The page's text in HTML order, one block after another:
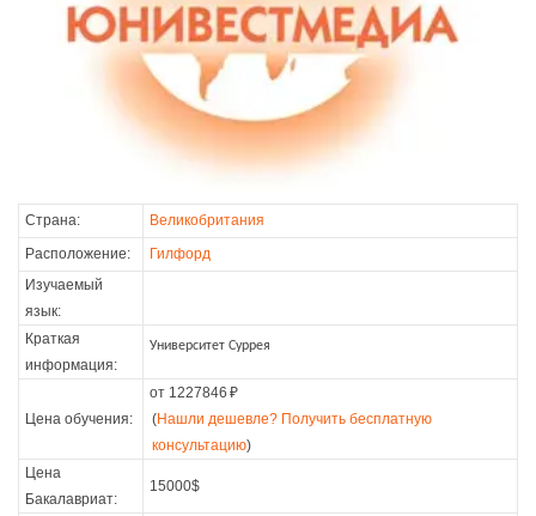
Страна:
Великобритания
Расположение:
Гилфорд
Изучаемый
язык:
Краткая
информация:
Университет Суррея
Цена обучения:
от 1227846 ₽
(Нашли дешевле? Получить бесплатную
консультацию)
Цена
Бакалавриат:
15000$